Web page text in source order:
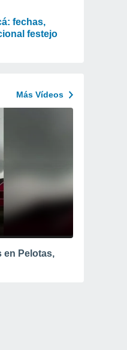
fechas,
festejo
Más Vídeos
en Pelotas,